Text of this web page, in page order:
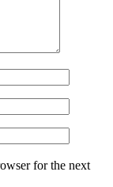
for the next